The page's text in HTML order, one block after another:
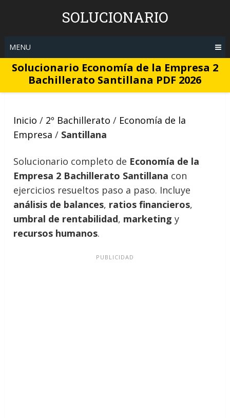
SOLUCIONARIO
MENU
Solucionario Economía de la Empresa 2
Bachillerato Santillana PDF 2026
Inicio / 2º Bachillerato / Economía de la
Empresa / Santillana
Solucionario completo de Economía de la
Empresa 2 Bachillerato Santillana con
ejercicios resueltos paso a paso. Incluye
análisis de balances, ratios financieros,
umbral de rentabilidad, marketing y
recursos humanos.